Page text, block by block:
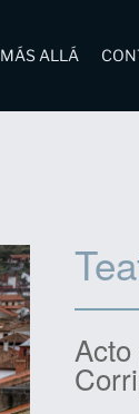
MÁS ALLÁ